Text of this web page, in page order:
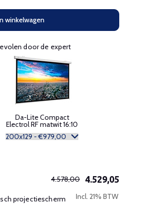
winkelwagen
door de expert
Da-Lite Compact
Electrol RF matwit 16:10
4.578,00 4.529,05
projectiescherm Incl. 21% BTW